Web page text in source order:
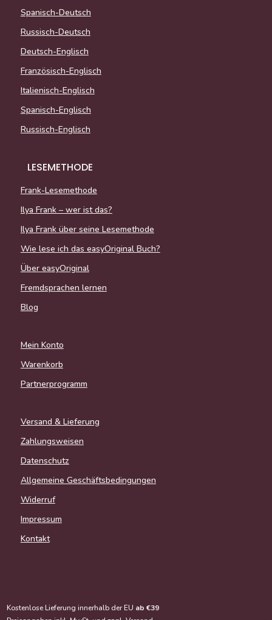
Spanisch-Deutsch
Russisch-Deutsch
Deutsch-Englisch
Französisch-Englisch
Italienisch-Englisch
Spanisch-Englisch
Russisch-Englisch
LESEMETHODE
Frank-Lesemethode
Ilya Frank – wer ist das?
Ilya Frank über seine Lesemethode
Wie lese ich das easyOriginal Buch?
Über easyOriginal
Fremdsprachen lernen
Blog
Mein Konto
Warenkorb
Partnerprogramm
Versand & Lieferung
Zahlungsweisen
Datenschutz
Allgemeine Geschäftsbedingungen
Widerruf
Impressum
Kontakt
Kostenlose Lieferung innerhalb der EU ab €39